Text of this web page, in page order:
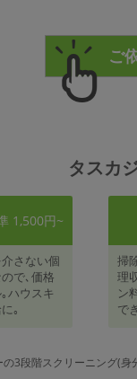
タスカ
1,500円~
さない個
で､価格
ハウスキ
｡
掃
理
ン
で
3段階スクリーニング(